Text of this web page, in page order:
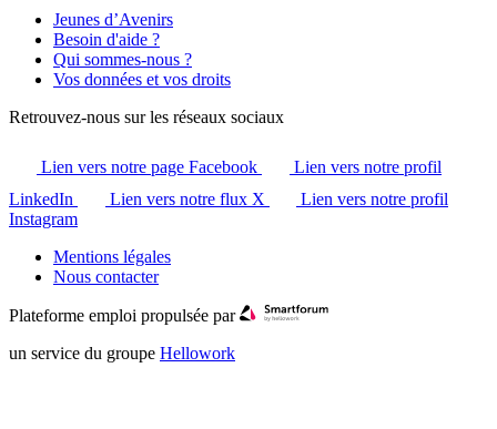
Jeunes d’Avenirs
Besoin d'aide ?
Qui sommes-nous ?
Vos données et vos droits
Retrouvez-nous sur les réseaux sociaux
Lien vers notre page Facebook
Lien vers notre profil
LinkedIn
Lien vers notre flux X
Lien vers notre profil
Instagram
Mentions légales
Nous contacter
Plateforme emploi propulsée par
un service du groupe Hellowork